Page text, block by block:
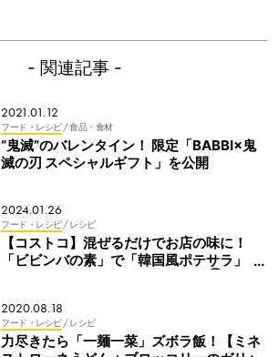
- 関連記事 -
2021.01.12
フード・レシピ/ 食品・食材
“鬼滅”のバレンタイン！ 限定「BABBI×鬼
滅の刃 スペシャルギフト」を公開
2024.01.26
フード・レシピ/ レシピ
【コストコ】混ぜるだけでお店の味に！
「ビビンバの素」で「韓国風ポテサラ」
2020.08.18
フード・レシピ/ レシピ
力尽きたら「一麺一菜」ズボラ飯！【ミネ